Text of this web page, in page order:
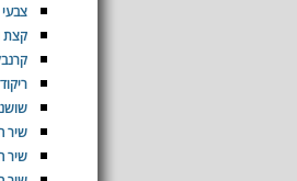
צבעי
קצת
שיר
שיר